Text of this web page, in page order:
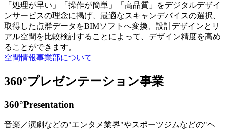
「処理が早い」「操作が簡単」「高品質」をデジタルデザイ
ンサービスの理念に掲げ、最適なスキャンデバイスの選択、
取得した点群データをBIMソフトへ変換、設計デザインとリ
アル空間を比較検討することによって、デザイン精度を高め
ることができます。
空間情報事業部について
360°プレゼンテーション事業
360°Presentation
音楽／演劇などの"エンタメ業界"やスポーツジムなどの"ヘ